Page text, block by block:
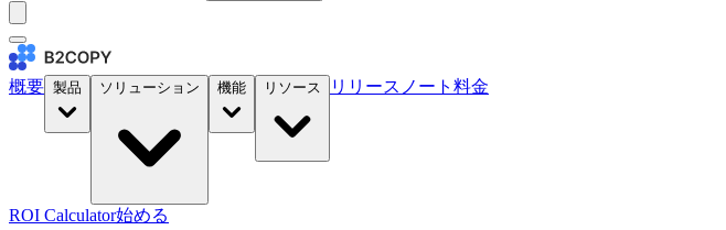
概要 製品 ソリューション 機能 リソース リリースノート 料金
ROI Calculator始める